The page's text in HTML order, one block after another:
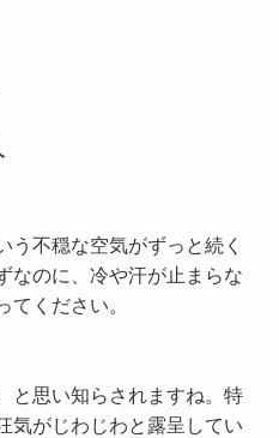
う不穏な空気がずっと続く
なのに、冷や汗が止まらな
てください。
と思い知らされますね。特
気がじわじわと露呈してい